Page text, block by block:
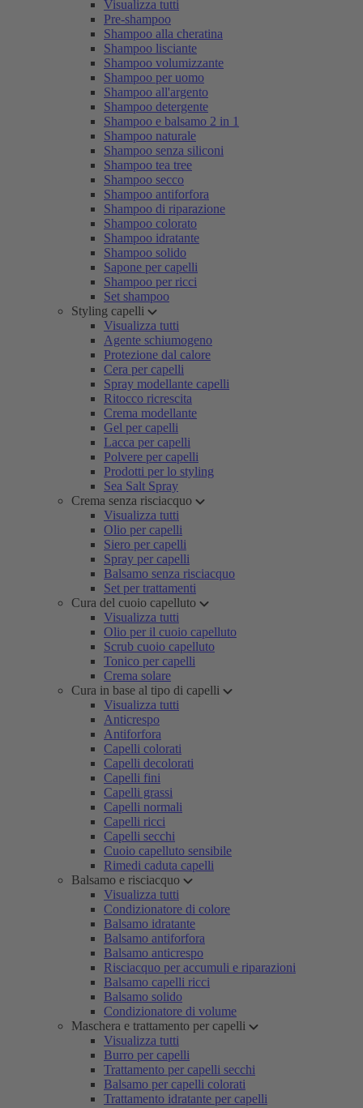
Visualizza tutti
Pre-shampoo
Shampoo alla cheratina
Shampoo lisciante
Shampoo volumizzante
Shampoo per uomo
Shampoo all'argento
Shampoo detergente
Shampoo e balsamo 2 in 1
Shampoo naturale
Shampoo senza siliconi
Shampoo tea tree
Shampoo secco
Shampoo antiforfora
Shampoo di riparazione
Shampoo colorato
Shampoo idratante
Shampoo solido
Sapone per capelli
Shampoo per ricci
Set shampoo
Styling capelli
Visualizza tutti
Agente schiumogeno
Protezione dal calore
Cera per capelli
Spray modellante capelli
Ritocco ricrescita
Crema modellante
Gel per capelli
Lacca per capelli
Polvere per capelli
Prodotti per lo styling
Sea Salt Spray
Crema senza risciacquo
Visualizza tutti
Olio per capelli
Siero per capelli
Spray per capelli
Balsamo senza risciacquo
Set per trattamenti
Cura del cuoio capelluto
Visualizza tutti
Olio per il cuoio capelluto
Scrub cuoio capelluto
Tonico per capelli
Crema solare
Cura in base al tipo di capelli
Visualizza tutti
Anticrespo
Antiforfora
Capelli colorati
Capelli decolorati
Capelli fini
Capelli grassi
Capelli normali
Capelli ricci
Capelli secchi
Cuoio capelluto sensibile
Rimedi caduta capelli
Balsamo e risciacquo
Visualizza tutti
Condizionatore di colore
Balsamo idratante
Balsamo antiforfora
Balsamo anticrespo
Risciacquo per accumuli e riparazioni
Balsamo capelli ricci
Balsamo solido
Condizionatore di volume
Maschera e trattamento per capelli
Visualizza tutti
Burro per capelli
Trattamento per capelli secchi
Balsamo per capelli colorati
Trattamento idratante per capelli